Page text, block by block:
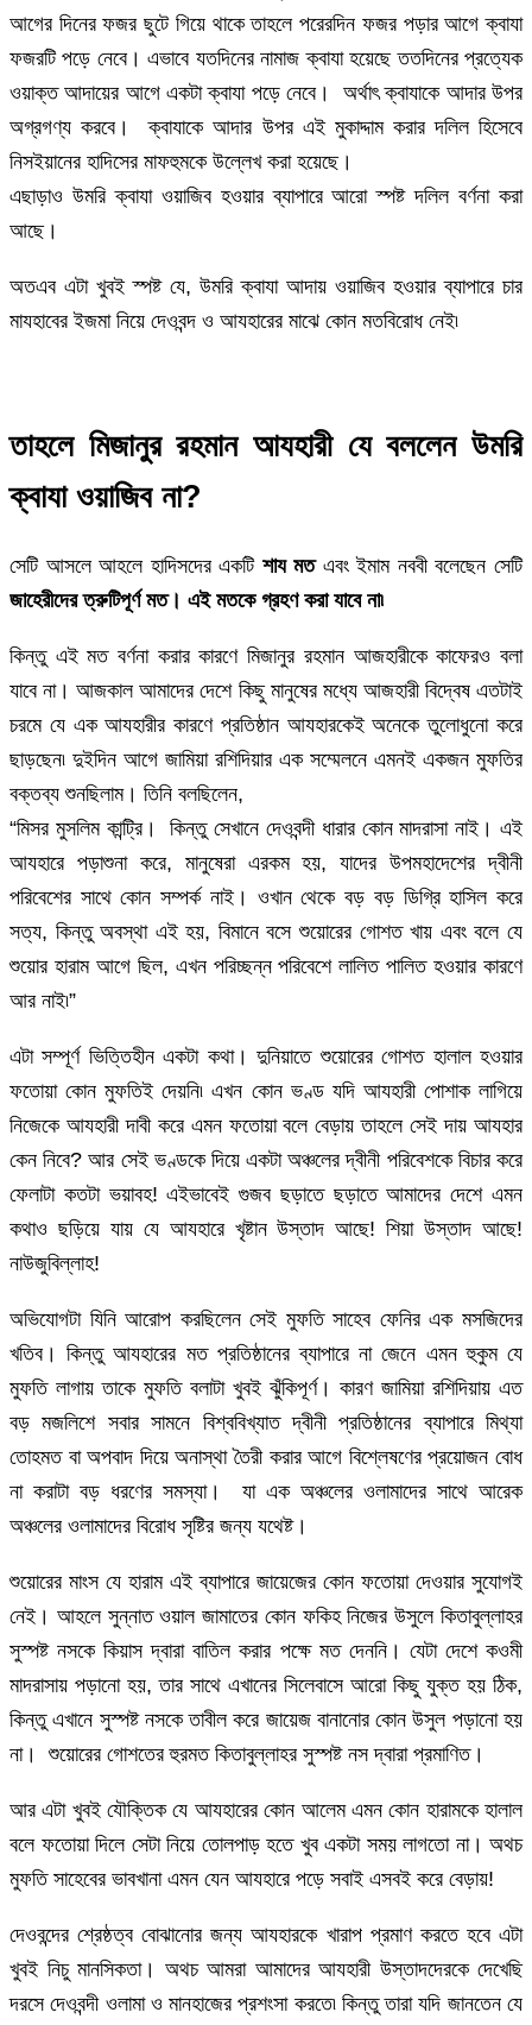
আগের দিনের ফজর ছুটে গিয়ে থাকে তাহলে পরেরদিন ফজর পড়ার আগে ক্বাযা
ফজরটি পড়ে নেবে। এভাবে যতদিনের নামাজ ক্বাযা হয়েছে ততদিনের প্রত্যেক
ওয়াক্ত আদায়ের আগে একটা ক্বাযা পড়ে নেবে। অর্থাৎ ক্বাযাকে আদার উপর
অগ্রগণ্য করবে। ক্বাযাকে আদার উপর এই মুকাদ্দাম করার দলিল হিসেবে
নিসইয়ানের হাদিসের মাফহুমকে উল্লেখ করা হয়েছে।
এছাড়াও উমরি ক্বাযা ওয়াজিব হওয়ার ব্যাপারে আরো স্পষ্ট দলিল বর্ণনা করা
আছে।
অতএব এটা খুবই স্পষ্ট যে, উমরি ক্বাযা আদায় ওয়াজিব হওয়ার ব্যাপারে চার
মাযহাবের ইজমা নিয়ে দেওবন্দ ও আযহারের মাঝে কোন মতবিরোধ নেই৷
তাহলে মিজানুর রহমান আযহারী যে বললেন উমরি
ক্বাযা ওয়াজিব না?
সেটি আসলে আহলে হাদিসদের একটি শায মত এবং ইমাম নববী বলেছেন সেটি
জাহেরীদের ত্রুটিপূর্ণ মত। এই মতকে গ্রহণ করা যাবে না৷
কিন্তু এই মত বর্ণনা করার কারণে মিজানুর রহমান আজহারীকে কাফেরও বলা
যাবে না। আজকাল আমাদের দেশে কিছু মানুষের মধ্যে আজহারী বিদ্বেষ এতটাই
চরমে যে এক আযহারীর কারণে প্রতিষ্ঠান আযহারকেই অনেকে তুলোধুনো করে
ছাড়ছেন৷ দুইদিন আগে জামিয়া রশিদিয়ার এক সম্মেলনে এমনই একজন মুফতির
বক্তব্য শুনছিলাম। তিনি বলছিলেন,
“মিসর মুসলিম কান্ট্রি। কিন্তু সেখানে দেওবন্দী ধারার কোন মাদরাসা নাই। এই
আযহারে পড়াশুনা করে, মানুষেরা এরকম হয়, যাদের উপমহাদেশের দ্বীনী
পরিবেশের সাথে কোন সম্পর্ক নাই। ওখান থেকে বড় বড় ডিগ্রি হাসিল করে
সত্য, কিন্তু অবস্থা এই হয়, বিমানে বসে শুয়োরের গোশত খায় এবং বলে যে
শুয়োর হারাম আগে ছিল, এখন পরিচ্ছন্ন পরিবেশে লালিত পালিত হওয়ার কারণে
আর নাই৷”
এটা সম্পূর্ণ ভিত্তিহীন একটা কথা। দুনিয়াতে শুয়োরের গোশত হালাল হওয়ার
ফতোয়া কোন মুফতিই দেয়নি৷ এখন কোন ভণ্ড যদি আযহারী পোশাক লাগিয়ে
নিজেকে আযহারী দাবী করে এমন ফতোয়া বলে বেড়ায় তাহলে সেই দায় আযহার
কেন নিবে? আর সেই ভণ্ডকে দিয়ে একটা অঞ্চলের দ্বীনী পরিবেশকে বিচার করে
ফেলাটা কতটা ভয়াবহ! এইভাবেই গুজব ছড়াতে ছড়াতে আমাদের দেশে এমন
কথাও ছড়িয়ে যায় যে আযহারে খৃষ্টান উস্তাদ আছে! শিয়া উস্তাদ আছে!
নাউজুবিল্লাহ!
অভিযোগটা যিনি আরোপ করছিলেন সেই মুফতি সাহেব ফেনির এক মসজিদের
খতিব। কিন্তু আযহারের মত প্রতিষ্ঠানের ব্যাপারে না জেনে এমন হুকুম যে
মুফতি লাগায় তাকে মুফতি বলাটা খুবই ঝুঁকিপূর্ণ। কারণ জামিয়া রশিদিয়ায় এত
বড় মজলিশে সবার সামনে বিশ্ববিখ্যাত দ্বীনী প্রতিষ্ঠানের ব্যাপারে মিথ্যা
তোহমত বা অপবাদ দিয়ে অনাস্থা তৈরী করার আগে বিশ্লেষণের প্রয়োজন বোধ
না করাটা বড় ধরণের সমস্যা। যা এক অঞ্চলের ওলামাদের সাথে আরেক
অঞ্চলের ওলামাদের বিরোধ সৃষ্টির জন্য যথেষ্ট।
শুয়োরের মাংস যে হারাম এই ব্যাপারে জায়েজের কোন ফতোয়া দেওয়ার সুযোগই
নেই। আহলে সুন্নাত ওয়াল জামাতের কোন ফকিহ নিজের উসুলে কিতাবুল্লাহর
সুস্পষ্ট নসকে কিয়াস দ্বারা বাতিল করার পক্ষে মত দেননি। যেটা দেশে কওমী
মাদরাসায় পড়ানো হয়, তার সাথে এখানের সিলেবাসে আরো কিছু যুক্ত হয় ঠিক,
কিন্তু এখানে সুস্পষ্ট নসকে তাবীল করে জায়েজ বানানোর কোন উসুল পড়ানো হয়
না। শুয়োরের গোশতের হুরমত কিতাবুল্লাহর সুস্পষ্ট নস দ্বারা প্রমাণিত।
আর এটা খুবই যৌক্তিক যে আযহারের কোন আলেম এমন কোন হারামকে হালাল
বলে ফতোয়া দিলে সেটা নিয়ে তোলপাড় হতে খুব একটা সময় লাগতো না। অথচ
মুফতি সাহেবের ভাবখানা এমন যেন আযহারে পড়ে সবাই এসবই করে বেড়ায়!
দেওবন্দের শ্রেষ্ঠত্ব বোঝানোর জন্য আযহারকে খারাপ প্রমাণ করতে হবে এটা
খুবই নিচু মানসিকতা। অথচ আমরা আমাদের আযহারী উস্তাদদেরকে দেখেছি
দরসে দেওবন্দী ওলামা ও মানহাজের প্রশংসা করতে৷ কিন্তু তারা যদি জানতেন যে